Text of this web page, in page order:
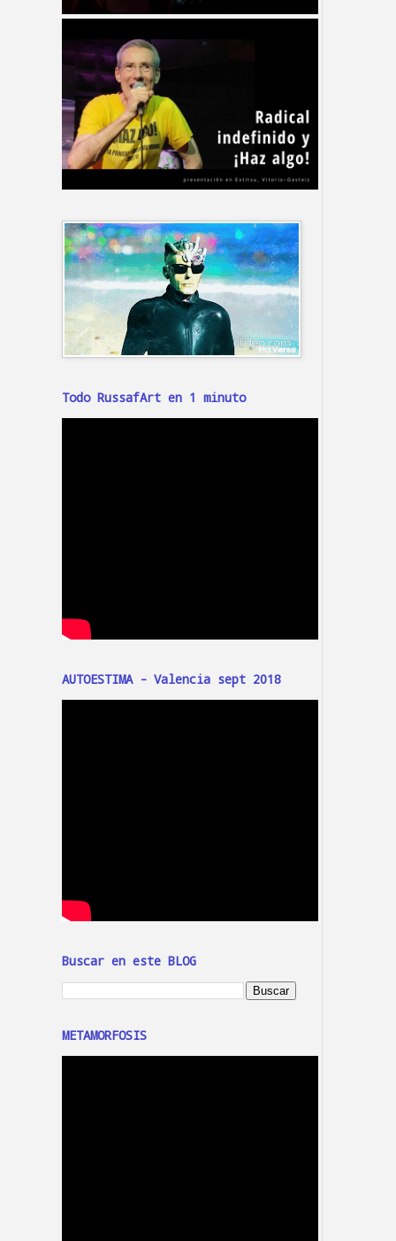
Todo RussafArt en 1 minuto
AUTOESTIMA - Valencia sept 2018
Buscar en este BLOG
METAMORFOSIS